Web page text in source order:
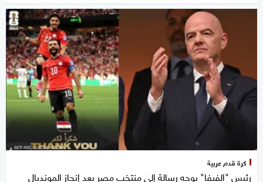
كرة قدم عربية
رئيس "الفيفا" يوجه رسالة إلى منتخب مصر بعد إنجاز المونديال